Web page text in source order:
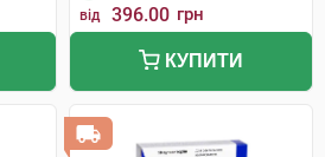
від 396.00 грн
КУПИТИ